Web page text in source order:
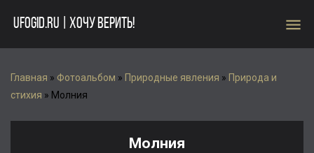
UFOGID.RU | ХОЧУ ВЕРИТЬ! menu
Главная » Фотоальбом » Природные явления » Природа и
стихия » Молния
Молния